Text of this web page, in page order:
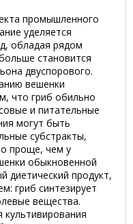
промышленного
уделяется
обладая рядом
становится
двуспорового.
вешенки
что гриб обильно
и питательные
могут быть
субстракты,
проще, чем у
обыкновенной
диетический продукт,
гриб синтезирует
вещества.